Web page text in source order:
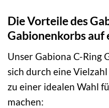
Die Vorteile des
Gabionenkorbs auf
Unser Gabiona C-Ring
sich durch eine
zu einer idealen Wahl
machen: